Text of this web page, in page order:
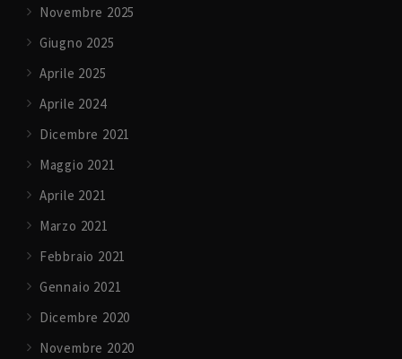
Novembre 2025
Giugno 2025
Aprile 2025
Aprile 2024
Dicembre 2021
Maggio 2021
Aprile 2021
Marzo 2021
Febbraio 2021
Gennaio 2021
Dicembre 2020
Novembre 2020